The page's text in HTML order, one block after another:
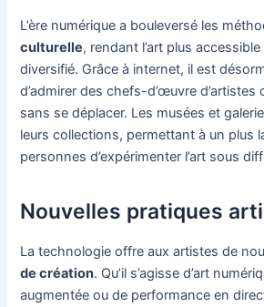
L’ère numérique a bouleversé les
culturelle, rendant l’art plus
diversifié. Grâce à internet, il est
d’admirer des chefs-d’œuvre d’artistes
sans se déplacer. Les musées et
leurs collections, permettant à un plus
personnes d’expérimenter l’art sous
Nouvelles pratiques
La technologie offre aux artistes de
de création. Qu’il s’agisse d’art
augmentée ou de performance en